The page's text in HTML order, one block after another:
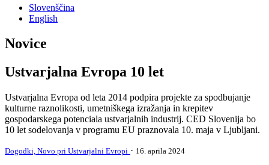
Slovenščina
English
Novice
Ustvarjalna Evropa 10 let
Ustvarjalna Evropa od leta 2014 podpira projekte za spodbujanje
kulturne raznolikosti, umetniškega izražanja in krepitev
gospodarskega potenciala ustvarjalnih industrij. CED Slovenija bo
10 let sodelovanja v programu EU praznovala 10. maja v Ljubljani.
Dogodki, Novo pri Ustvarjalni Evropi · 16. aprila 2024